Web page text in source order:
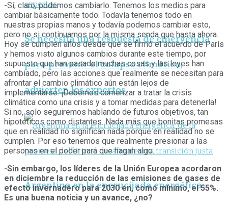
Se necesita una respuesta de emergencia
para prevenir el colapso climático,
advierten los expertos
Argentina en la encrucijada energética:
-Sí, claro, podemos cambiarlo. Tenemos los medios para
cambiar básicamente todo. Todavía tenemos todo en
nuestras propias manos y todavía podemos cambiar esto,
pero no si continuamos por la misma senda que hasta ahora.
Hoy se cumplen años desde que se firmó el acuerdo de París
y hemos visto algunos cambios durante este tiempo, por
supuesto que han pasado muchas cosas y las leyes han
cambiado, pero las acciones que realmente se necesitan para
afrontar el cambio climático aún están lejos de
implementarse. ¡Debemos comenzar a tratar la crisis
climática como una crisis y a tomar medidas para detenerla!
Si no, solo seguiremos hablando de futuros objetivos, tan
hipotéticos como distantes. Nada más que bonitas promesas
que en realidad no significan nada porque en realidad no se
cumplen. Por eso tenemos que realmente presionar a las
personas en el poder para que hagan algo.
-Sin embargo, los líderes de la Unión Europea acordaron
en diciembre la reducción de las emisiones de gases de
efecto invernadero para 2030 en, como mínimo, el 55%.
Es una buena noticia y un avance, ¿no?